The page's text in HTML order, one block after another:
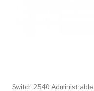
Switch 2540 Administrable...